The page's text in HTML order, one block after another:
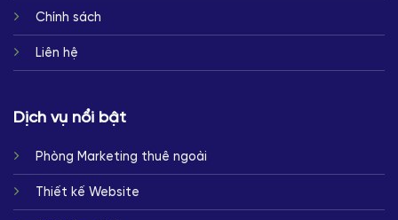
Chính sách
Liên hệ
Dịch vụ nổi bật
Phòng Marketing thuê ngoài
Thiết kế Website